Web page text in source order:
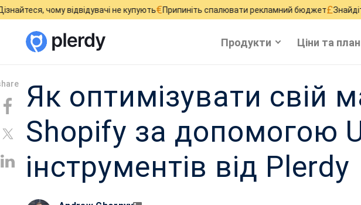
відвідувачі не купують€Припиніть спалювати рекламний бюджет£Знайдіть, де
Продукти Ціни та
Як оптимізувати свій
Shopify за допомогою
інструментів від Plerdy